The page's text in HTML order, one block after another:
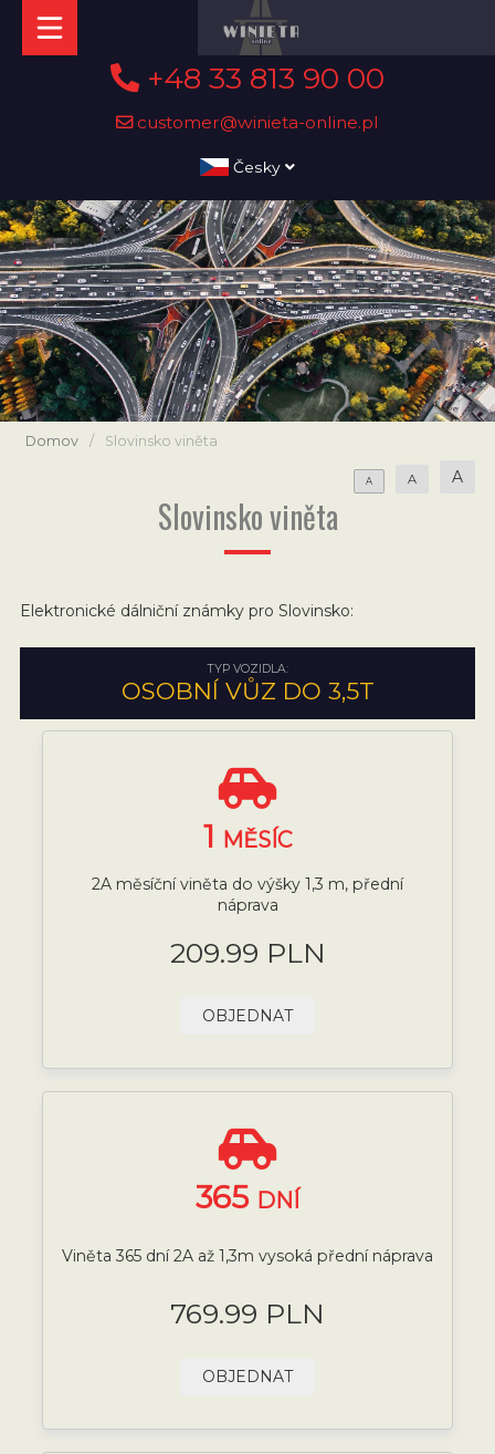
+48 33 813 90 00
customer@winieta-online.pl
Česky
Domov / Slovinsko viněta
A A A
Slovinsko viněta
Elektronické dálniční známky pro Slovinsko:
TYP VOZIDLA:
OSOBNÍ VŮZ DO 3,5T
1 MĚSÍC
2A měsíční viněta do výšky 1,3 m, přední
náprava
209.99 PLN
OBJEDNAT
365 DNÍ
Viněta 365 dní 2A až 1,3m vysoká přední náprava
769.99 PLN
OBJEDNAT